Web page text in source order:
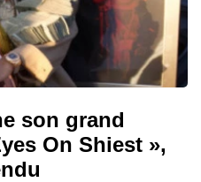
son grand
On Shiest »,